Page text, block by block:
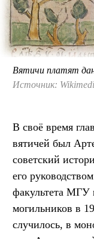
Вятичи платят
Источник:
В своё время
вятичей был
советский
его
факультета МГУ
могильников в
случилось, в